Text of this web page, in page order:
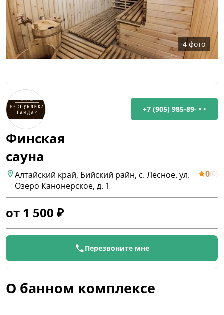
4фото
+7 (905) 985-89- • •
Финская
сауна
Алтайский край, Бийский райн, с. Лесное. ул.
Озеро Канонерское, д. 1
0(0)
от 1 500 ₽
Перезвоните мне
О банном комплексе